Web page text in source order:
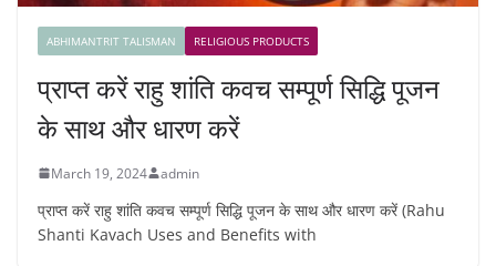
ABHIMANTRIT TALISMAN RELIGIOUS PRODUCTS
प्राप्त करें राहु शांति कवच सम्पूर्ण सिद्धि पूजन
के साथ और धारण करें
March 19, 2024 admin
प्राप्त करें राहु शांति कवच सम्पूर्ण सिद्धि पूजन के साथ और धारण करें (Rahu
Shanti Kavach Uses and Benefits with